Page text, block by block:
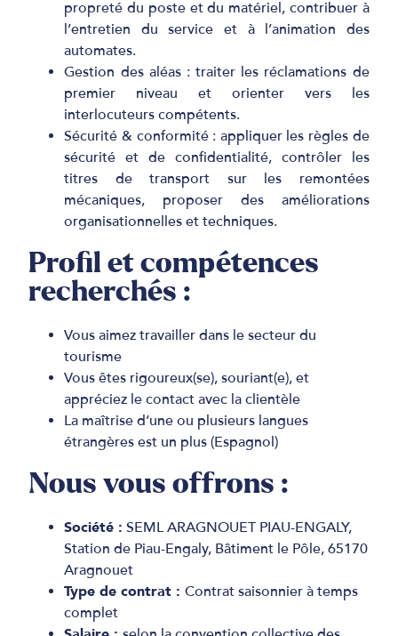
propreté du poste et du matériel, contribuer à
l’entretien du service et à l’animation des
automates.
Gestion des aléas: traiter les réclamations de
premier niveau et orienter vers les
interlocuteurs compétents.
Sécurité & conformité: appliquer les règles de
sécurité et de confidentialité, contrôler les
titres de transport sur les remontées
mécaniques, proposer des améliorations
organisationnelles et techniques.
Profil et compétences
recherchés :
Vous aimez travailler dans le secteur du
tourisme
Vous êtes rigoureux(se), souriant(e), et
appréciez le contact avec la clientèle
La maîtrise d’une ou plusieurs langues
étrangères est un plus (Espagnol)
Nous vous offrons :
Société : SEML ARAGNOUET PIAU-ENGALY,
Station de Piau-Engaly, Bâtiment le Pôle, 65170
Aragnouet
Type de contrat :Contrat saisonnier à temps
complet